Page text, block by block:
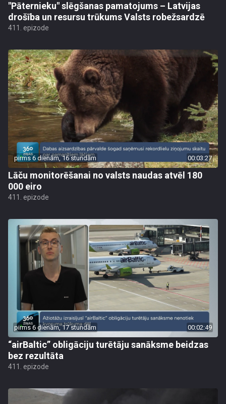
"Pāternieku" slēgšanas pamatojums – Latvijas
drošība un resursu trūkums Valsts robežsardzē
411. epizode
pirms 6 dienām, 16 stundām 00:03:27
Lāču monitorēšanai no valsts naudas atvēl 180
000 eiro
411. epizode
pirms 6 dienām, 17 stundām 00:02:49
“airBaltic” obligāciju turētāju sanāksme beidzas
bez rezultāta
411. epizode